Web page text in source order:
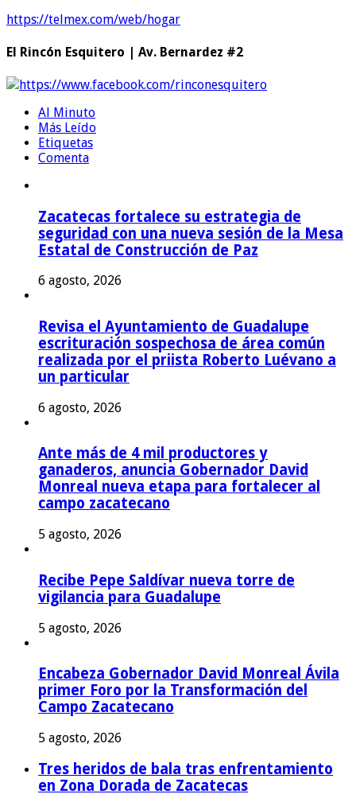
https://telmex.com/web/hogar
El Rincón Esquitero | Av. Bernardez #2
https://www.facebook.com/rinconesquitero
Al Minuto
Más Leído
Etiquetas
Comenta
Zacatecas fortalece su estrategia de
seguridad con una nueva sesión de la Mesa
Estatal de Construcción de Paz
6 agosto, 2026
Revisa el Ayuntamiento de Guadalupe
escrituración sospechosa de área común
realizada por el priista Roberto Luévano a
un particular
6 agosto, 2026
Ante más de 4 mil productores y
ganaderos, anuncia Gobernador David
Monreal nueva etapa para fortalecer al
campo zacatecano
5 agosto, 2026
Recibe Pepe Saldívar nueva torre de
vigilancia para Guadalupe
5 agosto, 2026
Encabeza Gobernador David Monreal Ávila
primer Foro por la Transformación del
Campo Zacatecano
5 agosto, 2026
Tres heridos de bala tras enfrentamiento
en Zona Dorada de Zacatecas